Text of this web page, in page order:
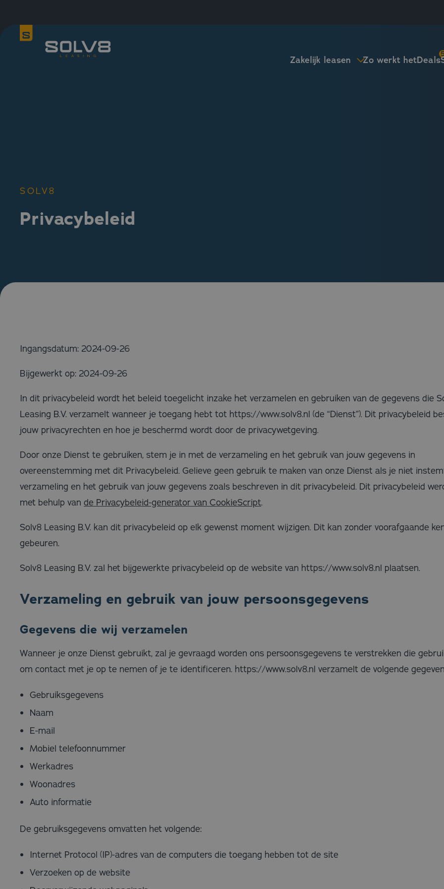
Zakelijk leasen Zo werkt hetDeals
SOLV8
Privacybeleid
Ingangsdatum: 2024-09-26
Bijgewerkt op: 2024-09-26
In dit privacybeleid wordt het beleid toegelicht inzake het verzamelen en gebruiken van de gegevens die
Leasing B.V. verzamelt wanneer je toegang hebt tot https://www.solv8.nl (de “Dienst”). Dit privacybeleid
jouw privacyrechten en hoe je beschermd wordt door de privacywetgeving.
Door onze Dienst te gebruiken, stem je in met de verzameling en het gebruik van jouw gegevens in
overeenstemming met dit Privacybeleid. Gelieve geen gebruik te maken van onze Dienst als je niet
verzameling en het gebruik van jouw gegevens zoals beschreven in dit privacybeleid. Dit privacybeleid
met behulp van de Privacybeleid-generator van CookieScript.
Solv8 Leasing B.V. kan dit privacybeleid op elk gewenst moment wijzigen. Dit kan zonder voorafgaande
gebeuren.
Solv8 Leasing B.V. zal het bijgewerkte privacybeleid op de website van https://www.solv8.nl plaatsen.
Verzameling en gebruik van jouw persoonsgegevens
Gegevens die wij verzamelen
Wanneer je onze Dienst gebruikt, zal je gevraagd worden ons persoonsgegevens te verstrekken die
om contact met je op te nemen of je te identificeren. https://www.solv8.nl verzamelt de volgende
Gebruiksgegevens
Naam
E-mail
Mobiel telefoonnummer
Werkadres
Woonadres
Auto informatie
De gebruiksgegevens omvatten het volgende:
Internet Protocol (IP)-adres van de computers die toegang hebben tot de site
Verzoeken op de website